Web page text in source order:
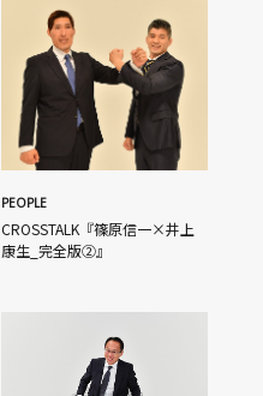
PEOPLE
CROSSTALK『篠原信一×井上
康生_完全版②』